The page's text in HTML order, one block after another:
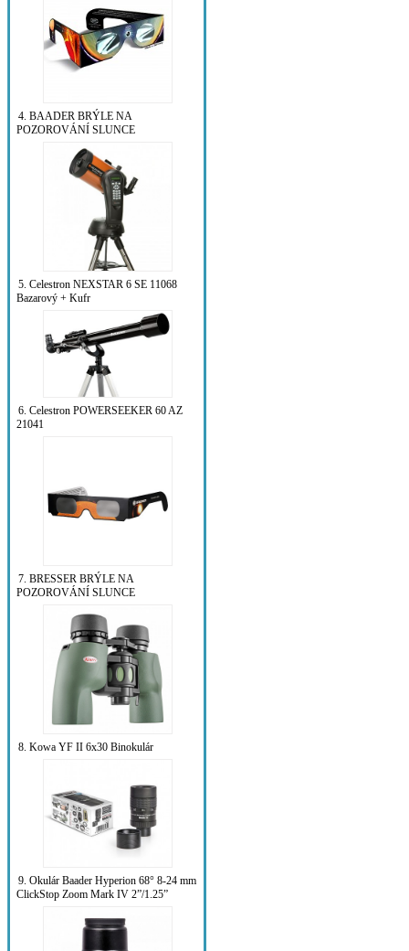
4. BAADER BRÝLE NA
POZOROVÁNÍ SLUNCE
5. Celestron NEXSTAR 6 SE 11068
Bazarový + Kufr
6. Celestron POWERSEEKER 60 AZ
21041
7. BRESSER BRÝLE NA
POZOROVÁNÍ SLUNCE
8. Kowa YF II 6x30 Binokulár
9. Okulár Baader Hyperion 68° 8-24 mm
ClickStop Zoom Mark IV 2”/1.25”